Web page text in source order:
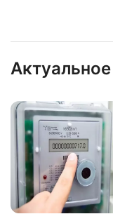
Актуальное